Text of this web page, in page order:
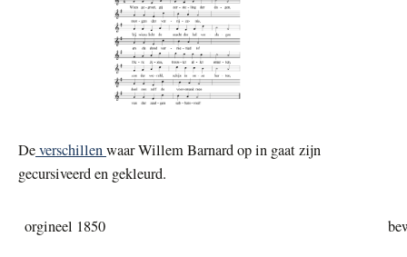
Deverschillenwaar Willem Barnard op in gaat zijn
gecursiveerd en gekleurd.
orgineel 1850